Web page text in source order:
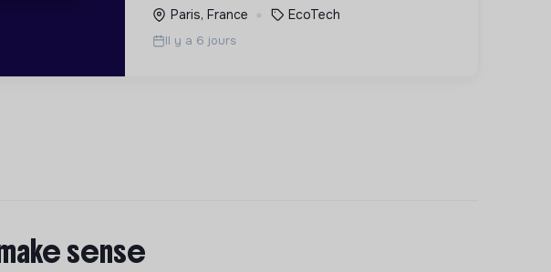
Paris, France
EcoTech
Il y a 6 jours
sense